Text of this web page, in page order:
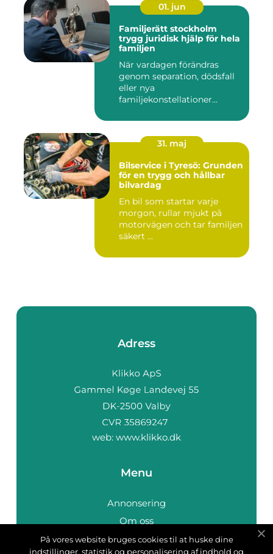
01. jun
Familjerätt stockholm
trygg juridisk hjälp för hela
familjen
När vardagen förändras
genom separation, dödsfall
eller nya
familjekonstellationer
31. maj
Bilservice i Tyresö: Grunden
för en trygg och hållbar
bilvardag
En bil som startar varje
morgon, rullar mjukt på
motorvägen och tar familjen
säkert ...
Adress
web: www.klikko.dk
Menu
Annonsering
Om oss
Cookies
På vores website bruges cookies til at huske dine
indstillinger, statistik og personalisering af indhold og